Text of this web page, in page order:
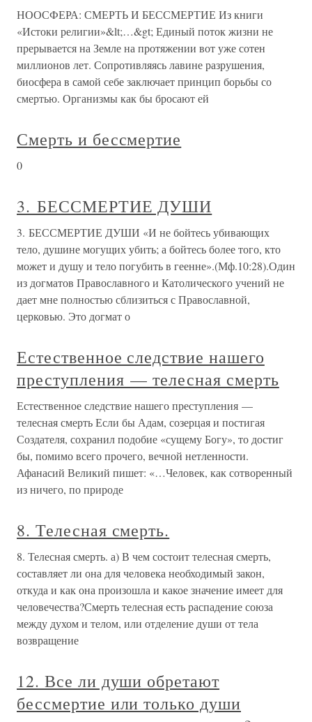
НООСФЕРА: СМЕРТЬ И БЕССМЕРТИЕ Из книги
«Истоки религии»&lt;…&gt; Единый поток жизни не
прерывается на Земле на протяжении вот уже сотен
миллионов лет. Сопротивляясь лавине разрушения,
биосфера в самой себе заключает принцип борьбы со
смертью. Организмы как бы бросают ей
Смерть и бессмертие
0
3. БЕССМЕРТИЕ ДУШИ
3. БЕССМЕРТИЕ ДУШИ «И не бойтесь убивающих
тело, душине могущих убить; а бойтесь более того, кто
может и душу и тело погубить в геенне».(Мф.10:28).Один
из догматов Православного и Католического учений не
дает мне полностью сблизиться с Православной,
церковью. Это догмат о
Естественное следствие нашего
преступления — телесная смерть
Естественное следствие нашего преступления —
телесная смерть Если бы Адам, созерцая и постигая
Создателя, сохранил подобие «сущему Богу», то достиг
бы, помимо всего прочего, вечной нетленности.
Афанасий Великий пишет: «…Человек, как сотворенный
из ничего, по природе
8. Телесная смерть.
8. Телесная смерть. а) В чем состоит телесная смерть,
составляет ли она для человека необходимый закон,
откуда и как она произошла и какое значение имеет для
человечества?Смерть телесная есть распадение союза
между духом и телом, или отделение души от тела
возвращение
12. Все ли души обретают
бессмертие или только души